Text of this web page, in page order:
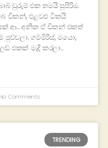
ඩුරුම් එක තමයි සුපිරිම.
චිකන්, එළවළු ටිකයි
ආ.. අනික ඒ චිකන් එකත්
පුච්චලා. ගම්මිරිස්, මයො,
එකක් මැදි කරලා..
Comments
TRENDING